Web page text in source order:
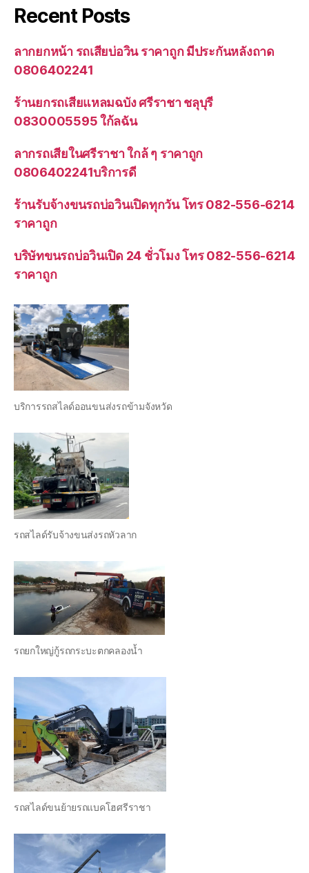
Recent Posts
ลากยกหน้า รถเสียบ่อวิน ราคาถูก มีประกันหลังถาด
0806402241
ร้านยกรถเสียแหลมฉบัง ศรีราชา ชลุบุรี
0830005595 ใก้ลฉัน
ลากรถเสียในศรีราชา ใกล้ ๆ ราคาถูก
0806402241บริการดี
ร้านรับจ้างขนรถบ่อวินเปิดทุกวัน โทร 082-556-6214
ราคาถูก
บริษัทขนรถบ่อวินเปิด 24 ชั่วโมง โทร 082-556-6214
ราคาถูก
บริการรถสไลด์ออนขนส่งรถข้ามจังหวัด
รถสไลด์รับจ้างขนส่งรถหัวลาก
รถยกใหญ่กู้รถกระบะตกคลองน้ำ
รถสไลด์ขนย้ายรถแบคโฮศรีราชา